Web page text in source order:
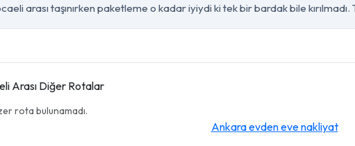
arası taşınırken paketleme o kadar iyiydi ki tek bir bardak bile kırılmadı.
Arası Diğer Rotalar
rota bulunamadı.
Ankara evden eve nakliyat